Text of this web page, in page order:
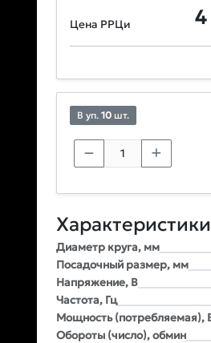
Цена РРЦи
В уп. 10 шт.
Диаметр круга, мм
Посадочный размер, мм
Напряжение, В
Частота, Гц
Мощность (потребляемая),
Обороты (число), обмин